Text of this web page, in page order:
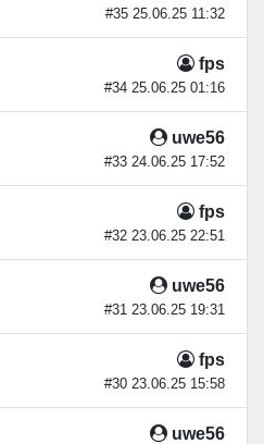
#35 25.06.25 11:32
fps
#34 25.06.25 01:16
uwe56
#33 24.06.25 17:52
fps
#32 23.06.25 22:51
uwe56
#31 23.06.25 19:31
fps
#30 23.06.25 15:58
uwe56